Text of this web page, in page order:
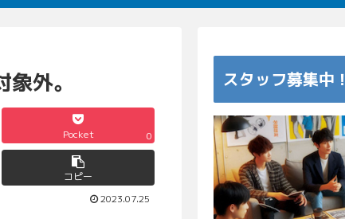
外。
Pocket 0
コピー
2023.07.25
スタッフ募集中！